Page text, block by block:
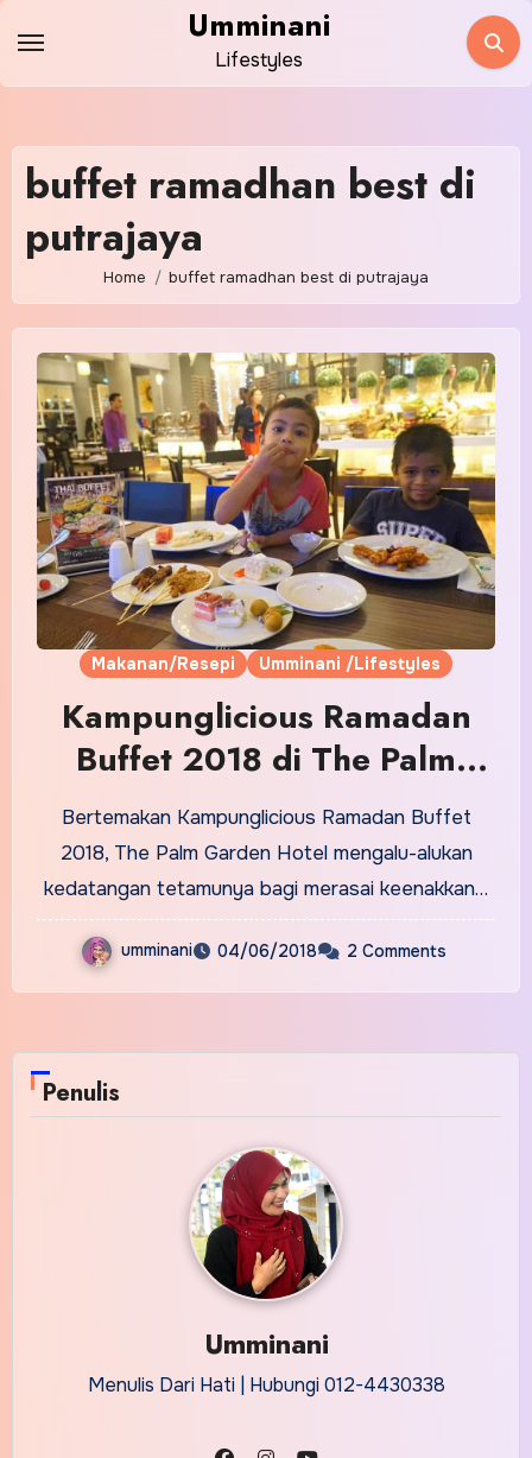
content
Umminani
Lifestyles
buffet ramadhan best di
putrajaya
Home buffet ramadhan best di putrajaya
Makanan/Resepi Umminani /Lifestyles
Kampunglicious Ramadan
Buffet 2018 di The Palm
Garden Hotel Putrajaya
Bertemakan Kampunglicious Ramadan Buffet
2018, The Palm Garden Hotel mengalu-alukan
kedatangan tetamunya bagi merasai keenakkan…
umminani 04/06/2018 2 Comments
Penulis
Umminani
Menulis Dari Hati | Hubungi 012-4430338